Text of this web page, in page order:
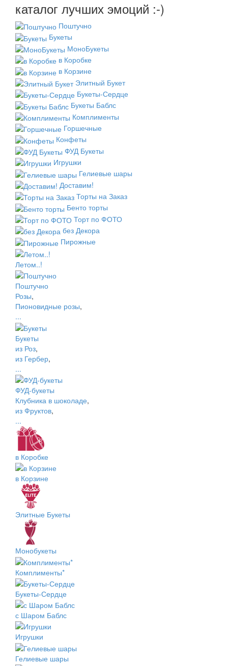
каталог лучших эмоций :-)
Поштучно
Букеты
МоноБукеты
в Коробке
в Корзине
Элитный Букет
Букеты-Сердце
Букеты Баблс
Комплименты
Горшечные
Конфеты
ФУД Букеты
Игрушки
Гелиевые шары
Доставим!
Торты на Заказ
Бенто торты
Торт по ФОТО
без Декора
Пирожные
Летом..!
Поштучно
Розы,
Пионовидные розы,
...
Букеты
из Роз,
из Гербер,
...
ФУД-букеты
Клубника в шоколаде,
из Фруктов,
...
в Коробке
в Корзине
Элитные Букеты
Монобукеты
Комплименты*
Букеты-Сердце
с Шаром Баблс
Игрушки
Гелиевые шары